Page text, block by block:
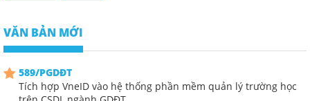
VĂN BẢN MỚI
589/PGDĐT
Tích hợp VneID vào hệ thống phần mềm quản lý trường học